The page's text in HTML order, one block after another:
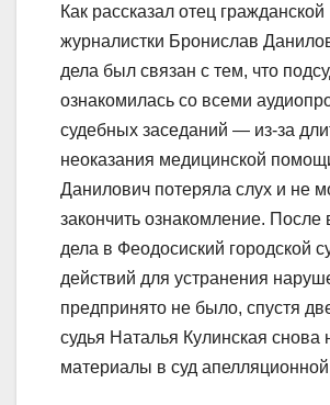
Как рассказал отец гражданской
журналистки Бронислав
дела был связан с тем, что
ознакомилась со всеми
судебных заседаний — из-за
неоказания медицинской
Данилович потеряла слух и не
закончить ознакомление. После
дела в Феодосиский городской
действий для устранения
предпринято не было, спустя
судья Наталья Кулинская снова
материалы в суд